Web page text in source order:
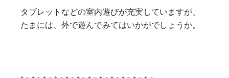
タブレットなどの室内遊びが充実していますが、
たまには、外で遊んでみてはいかがでしょうか。